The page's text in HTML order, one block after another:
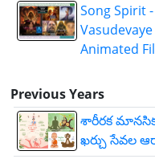
Song Spirit
Previous Years
శారీరక మానసిక
ఖర్చు సేవల